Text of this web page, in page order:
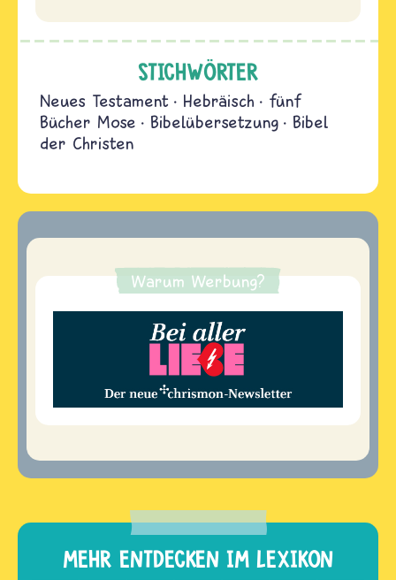
STICHWÖRTER
Neues Testament Hebräisch
fünf
Bücher Mose
Bibelübersetzung
Bibel
der Christen
Warum Werbung?